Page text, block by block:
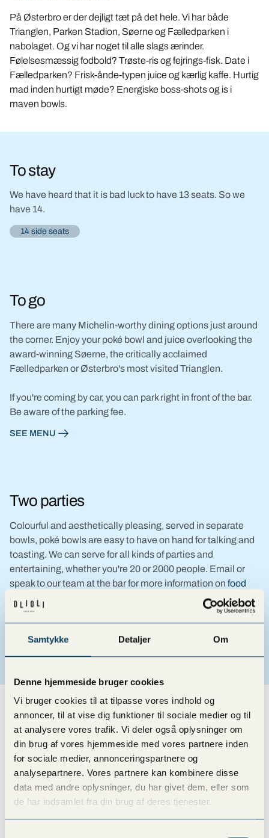
Samtykke Detaljer Om
Denne hjemmeside bruger cookies
Vi bruger cookies til at tilpasse vores indhold og
annoncer, til at vise dig funktioner til sociale medier og til
at analysere vores trafik. Vi deler også oplysninger om
din brug af vores hjemmeside med vores partnere inden
for sociale medier, annonceringspartnere og
analysepartnere. Vores partnere kan kombinere disse
data med andre oplysninger, du har givet dem, eller som
de har indsamlet fra din brug af deres tjenester.
På Østerbro er der dejligt tæt på det hele. Vi har både
Trianglen, Parken Stadion, Søerne og Fælledparken i
nabolaget. Og vi har noget til alle slags ærinder.
Følelsesmæssig fodbold? Trøste-ris og fejrings-fisk. Date i
Fælledparken? Frisk-ånde-typen juice og kærlig kaffe. Hurtig
mad inden hurtigt møde? Energiske boss-shots og is i
maven bowls.
To stay
We have heard that it is bad luck to have 13 seats. So we
have 14.
14 side seats
To go
There are many Michelin-worthy dining options just around
the corner. Enjoy your poké bowl and juice overlooking the
award-winning Søerne, the critically acclaimed
Fælledparken or Østerbro's most visited Trianglen.
If you're coming by car, you can park right in front of the bar.
Be aware of the parking fee.
SEE MENU
Two parties
Colourful and aesthetically pleasing, served in separate
bowls, poké bowls are easy to have on hand for talking and
toasting. We can serve for all kinds of parties and
entertaining, whether you're 20 or 2000 people. Email or
speak to our team at the bar for more information on food